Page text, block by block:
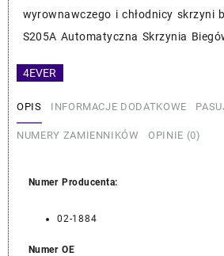
4EVER
17123449106
wyrownawczego i chłodnicy skrzyni
S205A Automatyczna Skrzynia
OPIS INFORMACJE DODATKOWE
NUMERY ZAMIENNIKÓW OPINIE (0)
Numer Producenta:
02-1884
Numer OE